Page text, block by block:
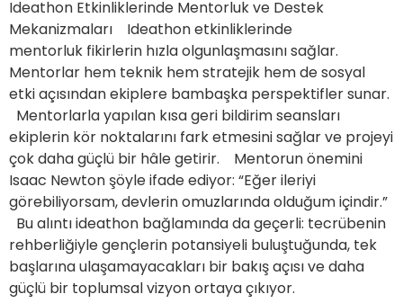
Ideathon Etkinliklerinde Mentorluk ve Destek
Mekanizmaları Ideathon etkinliklerinde
mentorluk fikirlerin hızla olgunlaşmasını sağlar.
Mentorlar hem teknik hem stratejik hem de sosyal
etki açısından ekiplere bambaşka perspektifler sunar.
Mentorlarla yapılan kısa geri bildirim seansları
ekiplerin kör noktalarını fark etmesini sağlar ve projeyi
çok daha güçlü bir hâle getirir. Mentorun önemini
Isaac Newton şöyle ifade ediyor: “Eğer ileriyi
görebiliyorsam, devlerin omuzlarında olduğum içindir.”
Bu alıntı ideathon bağlamında da geçerli: tecrübenin
rehberliğiyle gençlerin potansiyeli buluştuğunda, tek
başlarına ulaşamayacakları bir bakış açısı ve daha
güçlü bir toplumsal vizyon ortaya çıkıyor.